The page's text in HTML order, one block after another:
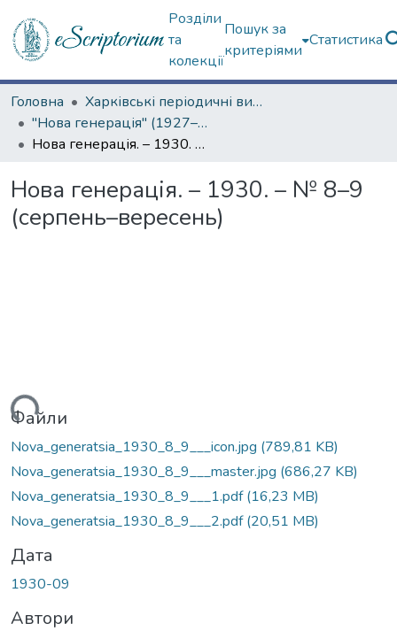
Розділи
та
колекції
Пошук за
критеріями
Статистика
Головна
Харківські періодичні видання
"Нова генерація" (1927–1930 рр.)
Нова генерація. – 1930. – № 8–9 (серпень–вересень)
Нова генерація. – 1930. – № 8–9
(серпень–вересень)
Файли
Nova_generatsia_1930_8_9___icon.jpg (789,81 KB)
Nova_generatsia_1930_8_9___master.jpg (686,27 KB)
Nova_generatsia_1930_8_9___1.pdf(16,23 MB)
Nova_generatsia_1930_8_9___2.pdf(20,51 MB)
Дата
1930-09
Автори